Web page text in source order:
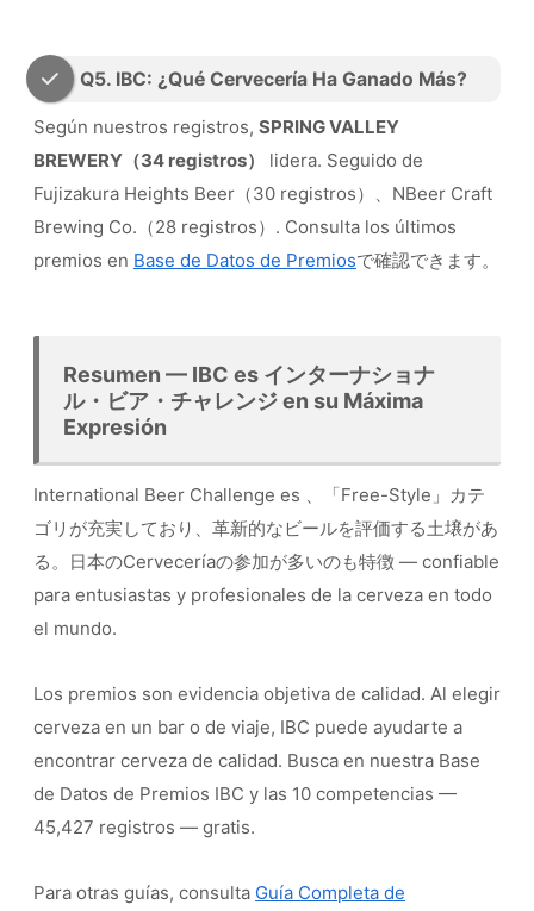
Q5. IBC: ¿Qué Cervecería Ha Ganado Más?
Según nuestros registros, SPRING VALLEY
BREWERY（34 registros）
lidera. Seguido de
Fujizakura Heights Beer（30 registros）、NBeer Craft
Brewing Co.（28 registros）. Consulta los últimos
premios en Base de Datos de Premiosで確認できます。
Resumen — IBC es インターナショナ
ル・ビア・チャレンジ en su Máxima
Expresión
International Beer Challenge es 、「Free-Style」カテ
ゴリが充実しており、革新的なビールを評価する土壌があ
る。日本のCerveceríaの参加が多いのも特徴 — confiable
para entusiastas y profesionales de la cerveza en todo
el mundo.
Los premios son evidencia objetiva de calidad. Al elegir
cerveza en un bar o de viaje, IBC puede ayudarte a
encontrar cerveza de calidad. Busca en nuestra Base
de Datos de Premios IBC y las 10 competencias —
45,427 registros — gratis.
Para otras guías, consulta Guía Completa de